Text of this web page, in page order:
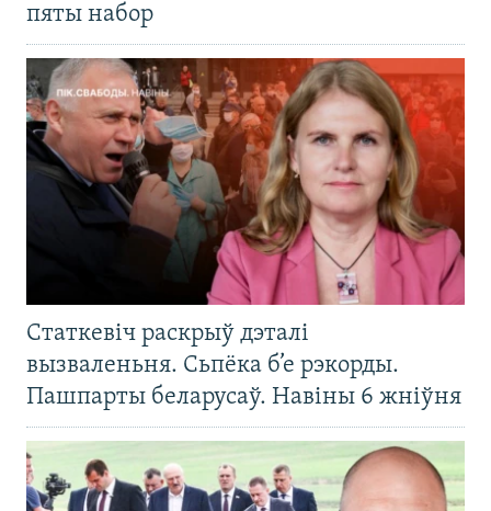
пяты набор
Статкевіч раскрыў дэталі
вызваленьня. Сьпёка б’е рэкорды.
Пашпарты беларусаў. Навіны 6 жніўня